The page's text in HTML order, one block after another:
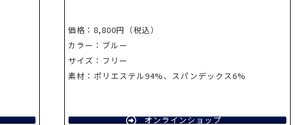
価格：8,800円（税込）
カラー：ブルー
サイズ：フリー
素材：ポリエステル94%、スパンデックス6%
オンラインショップ